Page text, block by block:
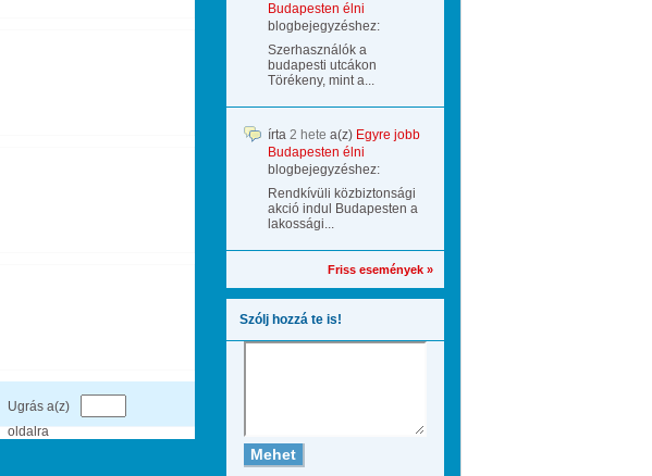
Ugrás a(z)
oldalra
Budapesten élni
blogbejegyzéshez:
Szerhasználók a
budapesti utcákon
Törékeny, mint a...
írta 2 hete a(z) Egyre jobb
Budapesten élni
blogbejegyzéshez:
Rendkívüli közbiztonsági
akció indul Budapesten a
lakossági...
Friss események »
Szólj hozzá te is!